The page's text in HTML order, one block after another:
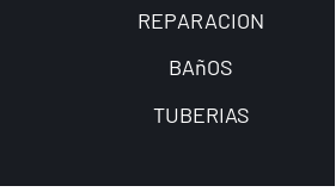
REPARACION
BAñOS
TUBERIAS